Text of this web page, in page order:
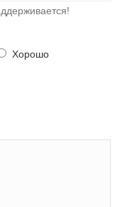
Хорошо